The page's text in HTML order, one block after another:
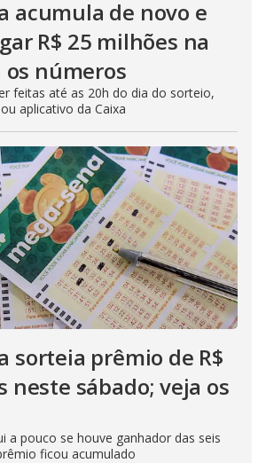
acumula de novo e
R$ 25 milhões na
os números
feitas até as 20h do dia do sorteio,
aplicativo da Caixa
sorteia prêmio de R$
neste sábado; veja os
a pouco se houve ganhador das seis
ficou acumulado